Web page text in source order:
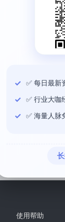
渠道合作
使用帮助
✅ 每日最新
✅ 行业大咖
✅ 海量人脉